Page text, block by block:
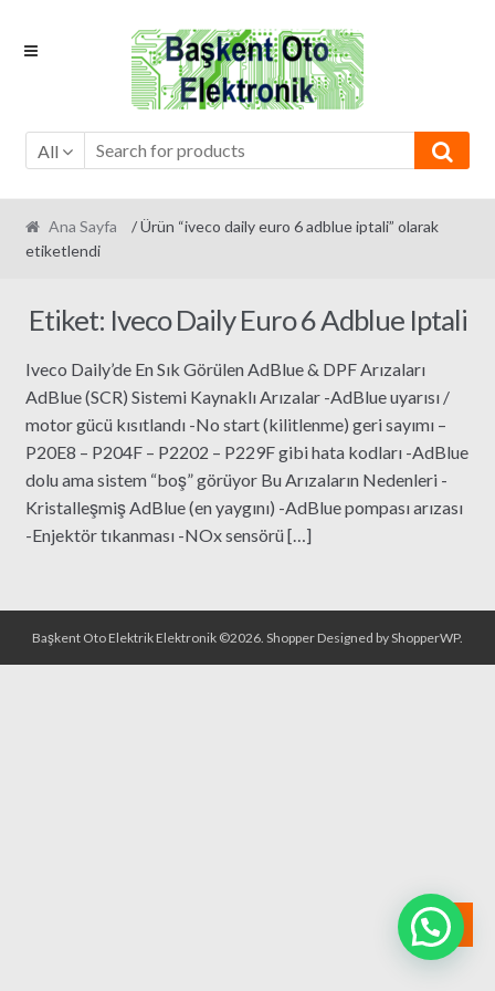
Skip
Skip
All
Ana Sayfa
/ Ürün “iveco daily euro 6 adblue iptali” olarak
etiketlendi
Etiket: Iveco Daily Euro 6 Adblue Iptali
Iveco Daily’de En Sık Görülen AdBlue & DPF Arızaları
AdBlue (SCR) Sistemi Kaynaklı Arızalar -AdBlue uyarısı /
motor gücü kısıtlandı -No start (kilitlenme) geri sayımı –
P20E8 – P204F – P2202 – P229F gibi hata kodları -AdBlue
dolu ama sistem “boş” görüyor Bu Arızaların Nedenleri -
Kristalleşmiş AdBlue (en yaygını) -AdBlue pompası arızası
-Enjektör tıkanması -NOx sensörü […]
Başkent Oto Elektrik Elektronik ©2026. Shopper Designed byShopperWP.